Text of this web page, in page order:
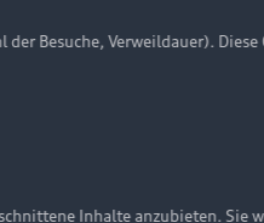
Cookie-Richtlinie
auf dieser Webseite kann
Besuche, Verweildauer).
Inhalte anzubieten. Sie